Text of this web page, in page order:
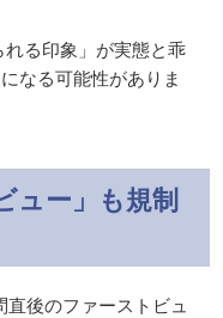
る印象」が実態と乖
なる可能性がありま
ュー」も規制
後のファーストビュ